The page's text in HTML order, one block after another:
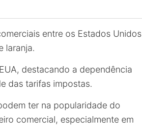
entre os Estados Unidos
laranja.
destacando a dependência
das tarifas impostas.
ter na popularidade do
comercial, especialmente em